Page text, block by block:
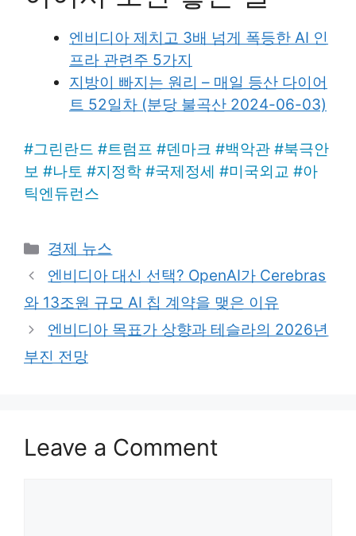
엔비디아 제치고 3배 넘게 폭등한 AI 인
프라 관련주 5가지
지방이 빠지는 원리 – 매일 등산 다이어
트 52일차 (분당 불곡산 2024-06-03)
#그린란드 #트럼프 #덴마크 #백악관 #북극안
보 #나토 #지정학 #국제정세 #미국외교 #아
틱엔듀런스
Categories
경제 뉴스
엔비디아 대신 선택? OpenAI가 Cerebras
와 13조원 규모 AI 칩 계약을 맺은 이유
엔비디아 목표가 상향과 테슬라의 2026년
부진 전망
Leave a Comment